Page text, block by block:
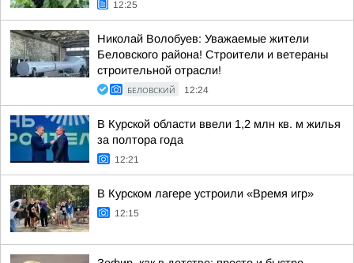
12:25
Николай Волобуев: Уважаемые жители
Беловского района! Строители и ветераны
строительной отрасли!
БЕЛОВСКИЙ 12:24
В Курской области ввели 1,2 млн кв. м жилья
за полтора года
12:21
В Курском лагере устроили «Время игр»
12:15